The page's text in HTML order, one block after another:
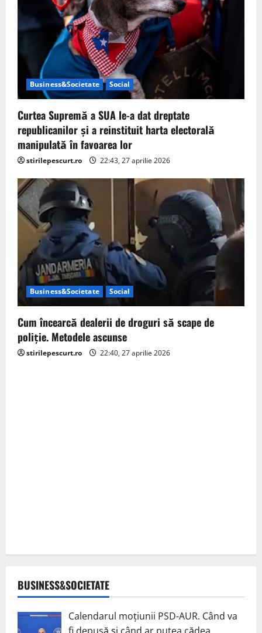
Business&Societate Social
Curtea Supremă a SUA le-a dat dreptate
republicanilor și a reinstituit harta electorală
manipulată în favoarea lor
stirilepescurt.ro 22:43, 27 aprilie 2026
Business&Societate Social
Cum încearcă dealerii de droguri să scape de
poliție. Metodele ascunse
stirilepescurt.ro 22:40, 27 aprilie 2026
BUSINESS&SOCIETATE
Calendarul moțiunii PSD-AUR. Când va